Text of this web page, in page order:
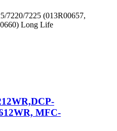
7220/7225 (013R00657,
Long Life
MFC-